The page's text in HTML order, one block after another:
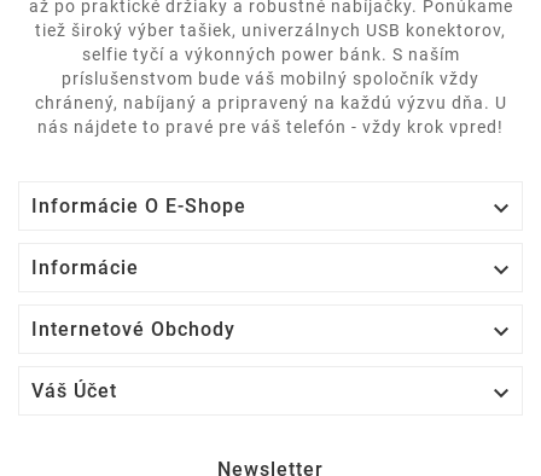
až po praktické držiaky a robustné nabíjačky. Ponúkame
tiež široký výber tašiek, univerzálnych USB konektorov,
selfie tyčí a výkonných power bánk. S naším
príslušenstvom bude váš mobilný spoločník vždy
chránený, nabíjaný a pripravený na každú výzvu dňa. U
nás nájdete to pravé pre váš telefón - vždy krok vpred!
Informácie O E-Shope 
Informácie 
Internetové Obchody 
Váš Účet 
Newsletter